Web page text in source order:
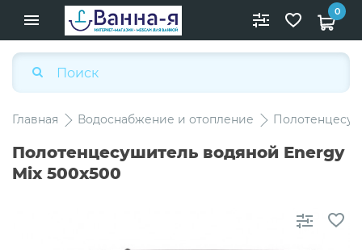
0
Главная Водоснабжение и отопление
Полотенцесушитель водяной Energy
Mix 500x500